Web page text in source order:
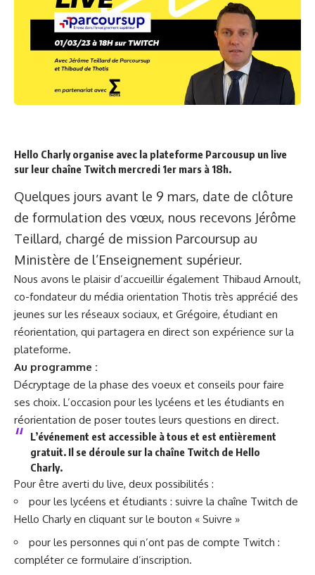
Hello Charly organise avec la plateforme Parcousup un live
sur leur chaîne Twitch mercredi 1er mars à 18h.
Quelques jours avant le 9 mars, date de clôture
de formulation des vœux, nous recevons Jérôme
Teillard, chargé de mission Parcoursup au
Ministère de l’Enseignement supérieur.
Nous avons le plaisir d’accueillir également Thibaud Arnoult,
co-fondateur du média orientation Thotis très apprécié des
jeunes sur les réseaux sociaux, et Grégoire, étudiant en
réorientation, qui partagera en direct son expérience sur la
plateforme.
Au programme :
Décryptage de la phase des voeux et conseils pour faire
ses choix. L’occasion pour les lycéens et les étudiants en
réorientation de poser toutes leurs questions en direct.
L’événement est accessible à tous et est entièrement
gratuit. Il se déroule sur la chaîne Twitchde Hello
Charly.
Pour être averti du live, deux possibilités :
pour les lycéens et étudiants : suivre la chaîne Twitch de
Hello Charly en cliquant sur le bouton « Suivre »
pour les personnes qui n’ont pas de compte Twitch :
compléter ce formulaire d’inscription.